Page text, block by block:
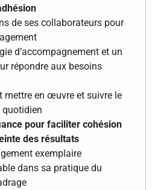
de ses collaborateurs pour
d’accompagnement et un
répondre aux besoins
mettre en œuvre et suivre le
quotidien
pour faciliter cohésion
des résultats
exemplaire
dans sa pratique du